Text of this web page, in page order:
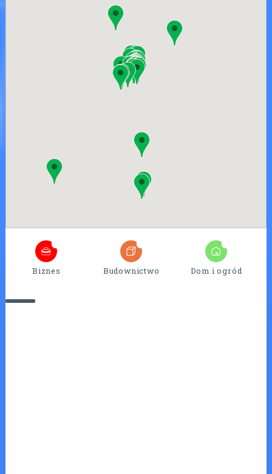
Biznes Budownictwo Dom i ogród